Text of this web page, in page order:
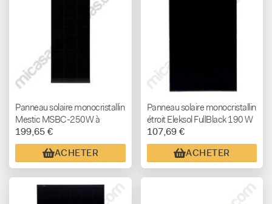
Panneau solaire monocristallin
Mestic MSBC-250W à
contacts arrière avec
supports de fixation
199,65 €
ACHETER
Panneau solaire monocristallin
étroit Eleksol FullBlack 190 W
24 V (1550 x 550 mm)
107,69 €
ACHETER